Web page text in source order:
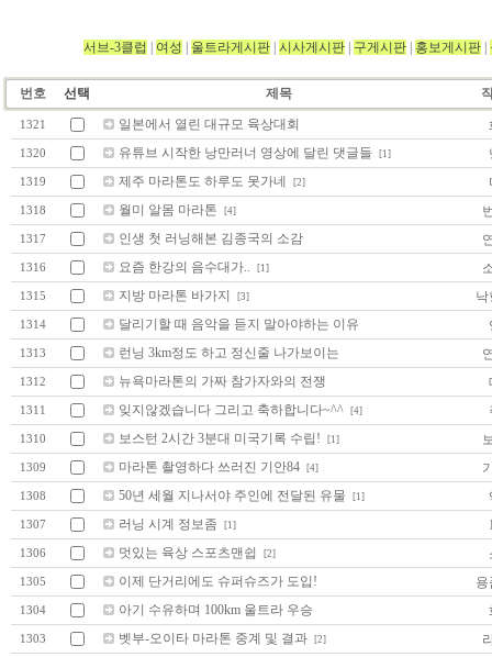
서브-3클럽 여성 울트라게시판 시사게시판 구게시판 홍보게시판
번호 선택 제목
1321 일본에서 열린 대규모 육상대회
1320 유튜브 시작한 낭만러너 영상에 달린 댓글들 [1]
1319 제주 마라톤도 하루도 못가네 [2]
1318 월미 알몸 마라톤 [4]
1317 인생 첫 러닝해본 김종국의 소감
1316 요즘 한강의 음수대가.. [1]
1315 지방 마라톤 바가지 [3] 낙
1314 달리기할 때 음악을 듣지 말아야하는 이유
1313 런닝 3km정도 하고 정신줄 나가보이는
1312 뉴욕마라톤의 가짜 참가자와의 전쟁
1311 잊지않겠습니다 그리고 축하합니다~^^ [4]
1310 보스턴 2시간 3분대 미국기록 수립! [1]
1309 마라톤 촬영하다 쓰러진 기안84 [4]
1308 50년 세월 지나서야 주인에 전달된 유물 [1]
1307 러닝 시계 정보좀 [1]
1306 멋있는 육상 스포츠맨쉽 [2]
1305 이제 단거리에도 슈퍼슈즈가 도입! 용
1304 아기 수유하며 100km 울트라 우승
1303 벳부-오이타 마라톤 중계 및 결과 [2]